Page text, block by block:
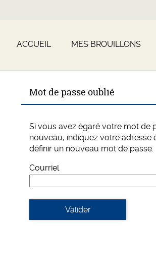
ACCUEIL MES BROUILLONS
Mot de passe oublié
Si vous avez égaré votre mot de
nouveau, indiquez votre
définir un nouveau mot de passe.
Courriel
Valider